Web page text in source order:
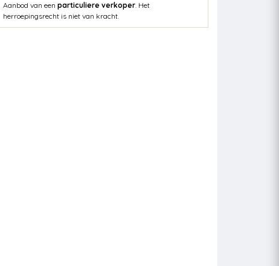
Aanbod van een particuliere verkoper. Het
herroepingsrecht is niet van kracht.